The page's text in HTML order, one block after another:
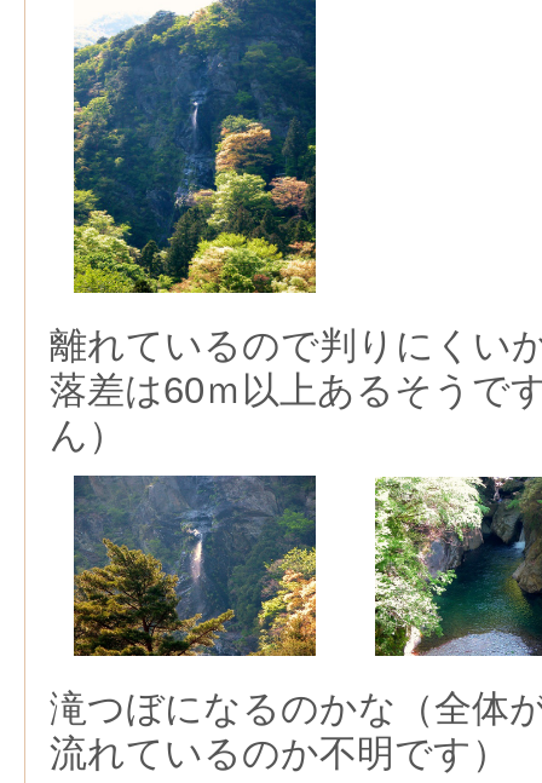
離れているので判りにくい
落差は60ｍ以上あるそうで
ん）
滝つぼになるのかな（全体
流れているのか不明です）